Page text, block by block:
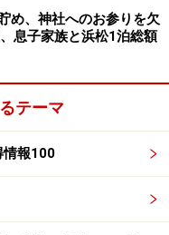
が少ない」と、とど
のように「使い切る
金は思ったより守り
るエピソードを
め、神社へのお参りを欠
息子家族と浜松1泊総額
テーマ
情報100